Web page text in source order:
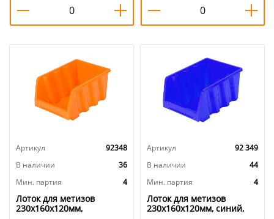
Артикул
92348
В наличии
36
Мин. партия
4
Лоток для метизов
230х160х120мм,
Артикул
92 349
В наличии
44
Мин. партия
4
Лоток для метизов
230х160х120мм, синий,